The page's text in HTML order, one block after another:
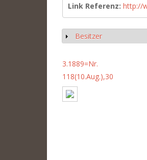
Link Referenz: http://
Anzeigen
Besitzer
3.1889=Nr.
118(10.Aug.),30